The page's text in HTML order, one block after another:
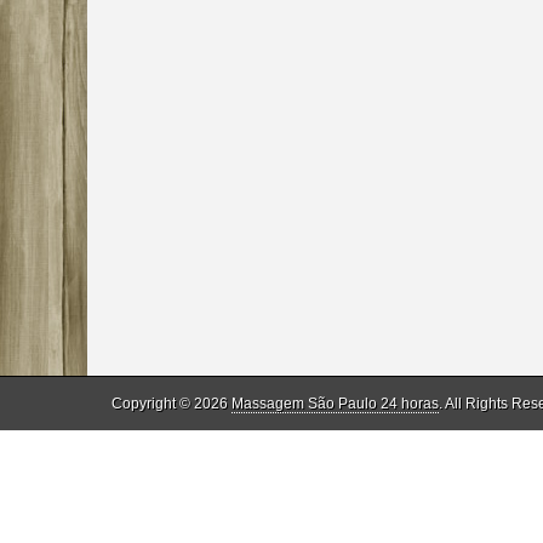
Copyright © 2026 Massagem São Paulo 24 horas. All Rights